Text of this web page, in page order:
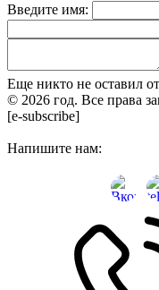
Введите имя:
Еще никто не оставил
© 2026 год. Все права
[e-subscribe]
Напишите нам: